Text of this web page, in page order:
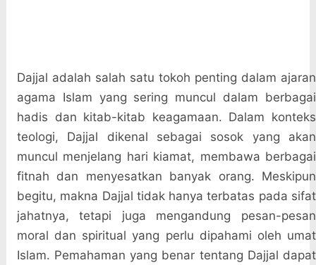
Dajjal adalah salah satu tokoh penting dalam ajaran
agama Islam yang sering muncul dalam berbagai
hadis dan kitab-kitab keagamaan. Dalam konteks
teologi, Dajjal dikenal sebagai sosok yang akan
muncul menjelang hari kiamat, membawa berbagai
fitnah dan menyesatkan banyak orang. Meskipun
begitu, makna Dajjal tidak hanya terbatas pada sifat
jahatnya, tetapi juga mengandung pesan-pesan
moral dan spiritual yang perlu dipahami oleh umat
Islam. Pemahaman yang benar tentang Dajjal dapat